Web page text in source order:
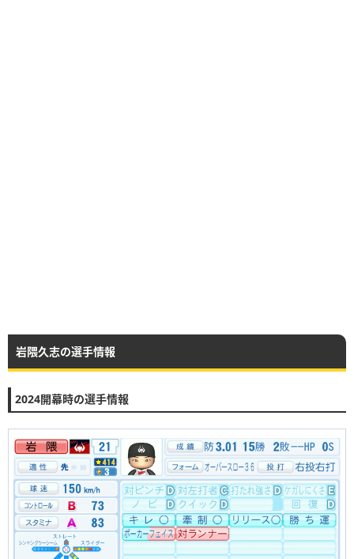
岩隈久志の選手情報
2024開幕時の選手情報